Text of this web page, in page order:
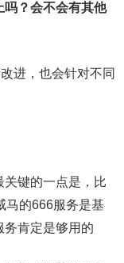
吗？会不会有其他
进，也会针对不同
键的一点是，比
马的666服务是基
务肯定是够用的